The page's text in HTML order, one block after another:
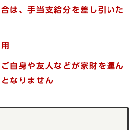
は、手当支給分を差し引いた
ご自身や友人などが家財を運ん
なりません